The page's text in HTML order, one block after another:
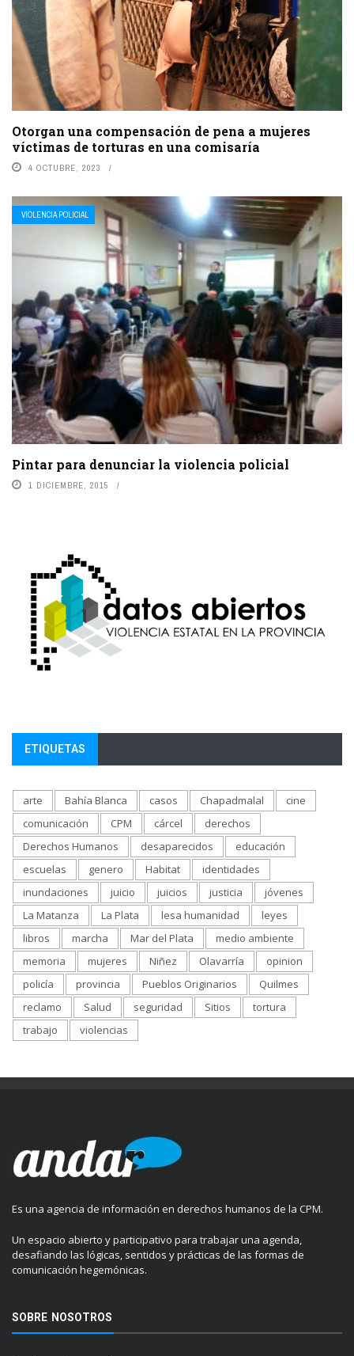
Otorgan una compensación de pena a mujeres
víctimas de torturas en una comisaría
4 OCTUBRE, 2023
VIOLENCIA POLICIAL
Pintar para denunciar la violencia policial
1 DICIEMBRE, 2015
ETIQUETAS
arte Bahía Blanca casos Chapadmalal
cine
comunicación
CPM cárcel
derechos
Derechos Humanos
desaparecidos
educación
escuelas
genero Habitat
identidades
inundaciones
juicio juicios justicia
jóvenes
La Matanza
La Plata lesa humanidad
leyes
libros
marcha Mar del Plata
medio ambiente
memoria
mujeres Niñez Olavarría
opinion
policía
provincia Pueblos Originarios
Quilmes
reclamo
Salud seguridad Sitios
tortura
trabajo
violencias
Es una agencia de información en derechos humanos de la CPM.
Un espacio abierto y participativo para trabajar una agenda,
desafiando las lógicas, sentidos y prácticas de las formas de
comunicación hegemónicas.
SOBRE NOSOTROS